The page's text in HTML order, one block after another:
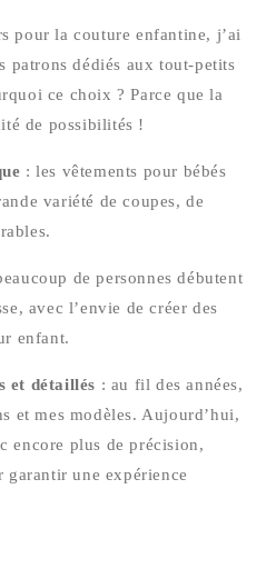
pour la couture enfantine, j’ai
patrons dédiés aux tout-petits
ce choix ? Parce que la
de possibilités !
: les vêtements pour bébés
variété de coupes, de
de personnes débutent
avec l’envie de créer des
enfant.
et détaillés : au fil des années,
et mes modèles. Aujourd’hui,
encore plus de précision,
garantir une expérience